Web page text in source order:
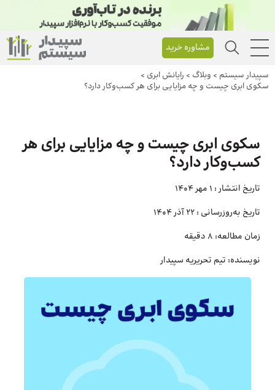
مشاوره خرید
سپیدار سیستم > وبلاگ > رایانش ابری >
سکوی ابری چیست و چه مزایایی برای هر کسب‌و‌کار دارد؟
سکوی ابری چیست و چه مزایایی برای هر
کسب‌و‌کار دارد؟
تاریخ انتشار : 1 مهر 1404
تاریخ به‌روزرسانی : 22 آذر 1404
زمان مطالعه: 8 دقیقه
نویسنده: تیم تحریریه سپیدار